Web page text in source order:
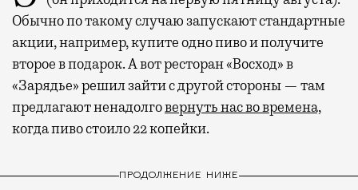
Обычно по такому случаю запускают стандартные
акции, например, купите одно пиво и получите
второе в подарок. А вот ресторан «Восход» в
«Зарядье» решил зайти с другой стороны — там
предлагают ненадолговернуть нас во времена,
когда пиво стоило 22 копейки.
ПРОДОЛЖЕНИЕ НИЖЕ